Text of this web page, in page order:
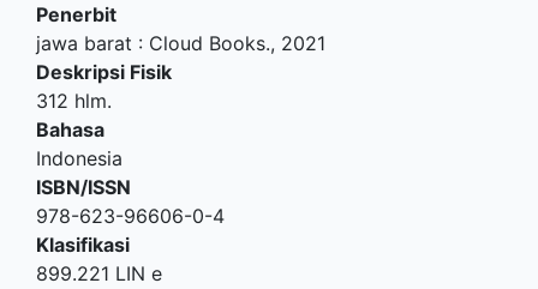
Penerbit
jawa barat : Cloud Books., 2021
Deskripsi Fisik
312 hlm.
Bahasa
Indonesia
ISBN/ISSN
978-623-96606-0-4
Klasifikasi
899.221 LIN e